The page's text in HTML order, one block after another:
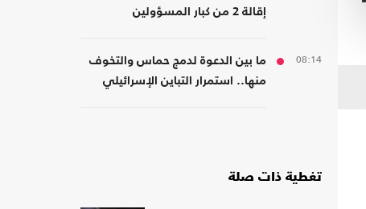
إقالة 2 من كبار المسؤولين
08:14
ما بين الدعوة لدمج حماس والتخوف
منها.. استمرار التباين الإسرائيلي
تغطية ذات صلة